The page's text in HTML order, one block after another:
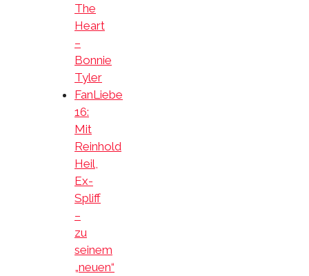
The
Heart
–
Bonnie
Tyler
FanLiebe
16:
Mit
Reinhold
Heil,
Ex-
Spliff
–
zu
seinem
„neuen“